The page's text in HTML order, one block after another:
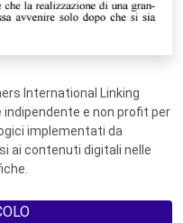
International Linking
e non profit per
implementati da
ai contenuti digitali nelle